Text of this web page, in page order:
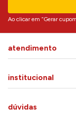
Ao clicar em “Gerar
atendimento
institucional
dúvidas